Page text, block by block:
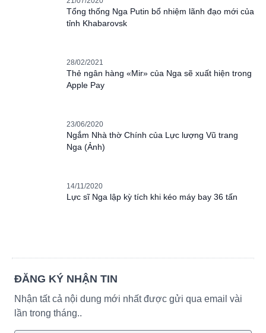
Tổng thống Nga Putin bổ nhiệm lãnh đạo mới của
tỉnh Khabarovsk
28/02/2021
Thẻ ngân hàng «Mir» của Nga sẽ xuất hiện trong
Apple Pay
23/06/2020
Ngắm Nhà thờ Chính của Lực lượng Vũ trang
Nga (Ảnh)
14/11/2020
Lực sĩ Nga lập kỳ tích khi kéo máy bay 36 tấn
ĐĂNG KÝ NHẬN TIN
Nhận tất cả nội dung mới nhất được gửi qua email vài
lần trong tháng..